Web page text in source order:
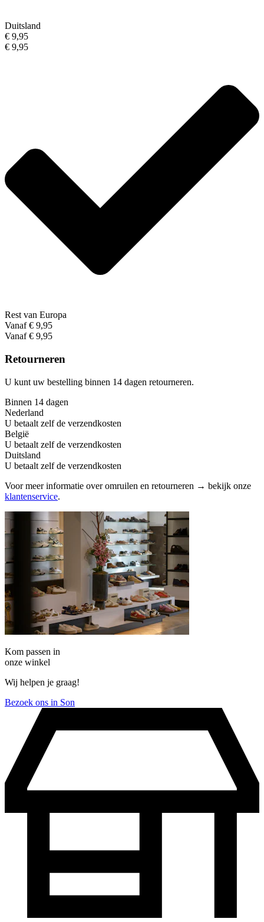
Duitsland
€ 9,95
€ 9,95
Rest van Europa
Vanaf € 9,95
Vanaf € 9,95
Retourneren
U kunt uw bestelling binnen 14 dagen retourneren.
Binnen 14 dagen
Nederland
U betaalt zelf de verzendkosten
België
U betaalt zelf de verzendkosten
Duitsland
U betaalt zelf de verzendkosten
Voor meer informatie over omruilen en retourneren → bekijk onze
klantenservice.
Kom passen in
onze winkel
Wij helpen je graag!
Bezoek ons in Son